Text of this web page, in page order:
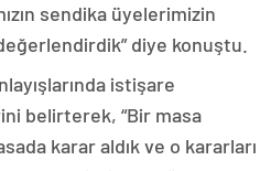
sendika üyelerimizin
diye konuştu.
istişare
belirterek, “Bir masa
karar aldık ve o kararları